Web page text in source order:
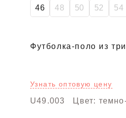
46 48 50 52 54
Футболка-поло из
Узнать оптовую цену
U49.003 Цвет: